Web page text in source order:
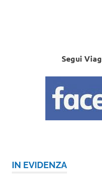
Segui
IN EVIDENZA